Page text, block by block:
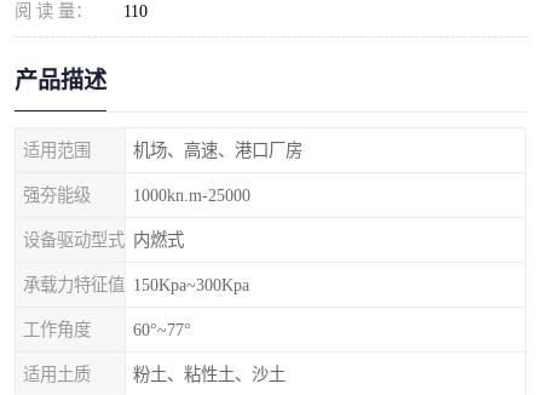
阅 读 量： 110
产品描述
适用范围 机场、高速、港口厂房
强夯能级 1000kn.m-25000
设备驱动型式 内燃式
承载力特征值 150Kpa~300Kpa
工作角度 60°~77°
适用土质 粉土、粘性土、沙土